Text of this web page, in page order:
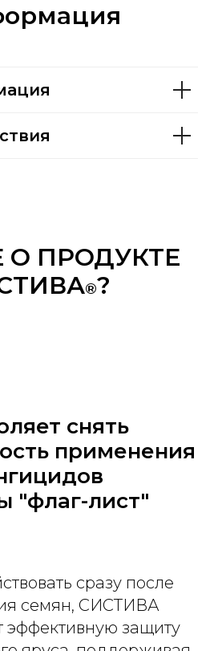
О ПРОДУКТЕ
®?
снять
применения
"флаг-лист"
сразу после
семян, СИСТИВА
эффективную защиту